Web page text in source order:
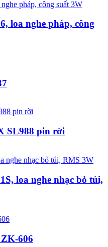
loa nghe pháp, công
SL988 pin rời
loa nghe nhạc bỏ túi,
606